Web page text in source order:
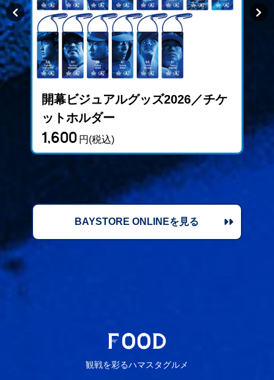
開幕ビジュアルグッズ2026／チケ
ットホルダー
1,600 円(税込)
keyboard_arrow_left keyboard_arrow_right
BAYSTORE ONLINEを見る
FOOD
観戦を彩るハマスタグルメ